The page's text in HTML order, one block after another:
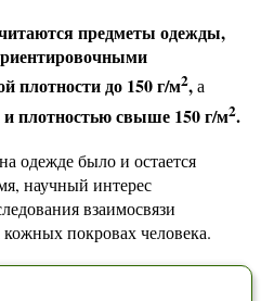
предметы одежды,
плотности до 150 г/м2,а
плотностью свыше 150 г/м2.
одежде было и остается
научный интерес
взаимосвязи
покровах человека.